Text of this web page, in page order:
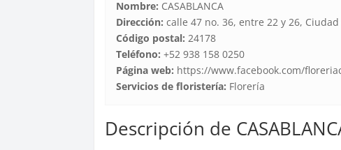
Nombre: CASABLANCA
Dirección: calle 47 no. 36, entre 22 y 26,
Código postal: 24178
Teléfono: +52 938 158 0250
Página web: https://www.facebook.com/
Servicios de floristería: Florería
Descripción de